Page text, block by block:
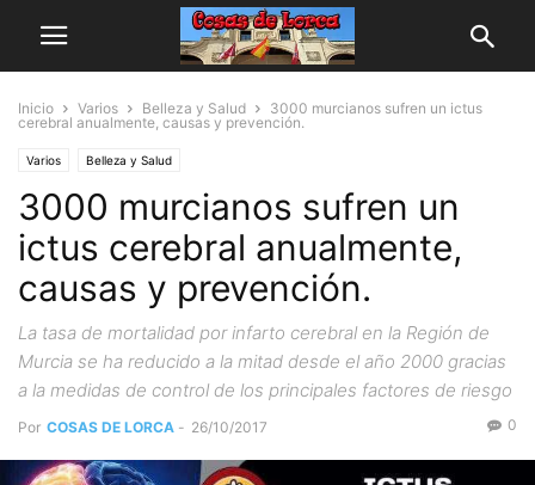
Inicio Varios Belleza y Salud
3000 murcianos sufren un ictus
cerebral anualmente, causas y prevención.
Varios Belleza y Salud
3000 murcianos sufren un
ictus cerebral anualmente,
causas y prevención.
La tasa de mortalidad por infarto cerebral en la Región de
Murcia se ha reducido a la mitad desde el año 2000 gracias
a la medidas de control de los principales factores de riesgo
Por COSAS DE LORCA - 26/10/2017 0